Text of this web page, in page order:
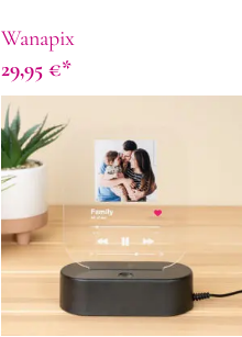
Wanapix
29,95 €